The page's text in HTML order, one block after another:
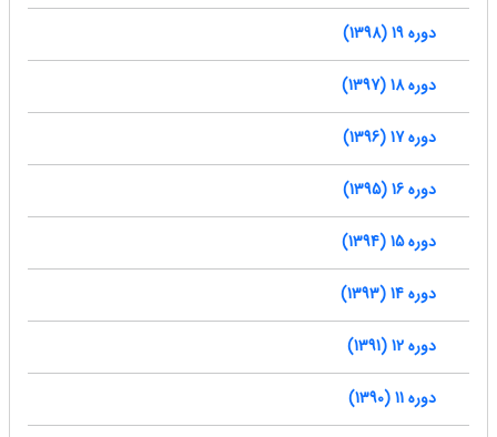
دوره 19 (1398)
دوره 18 (1397)
دوره 17 (1396)
دوره 16 (1395)
دوره 15 (1394)
دوره 14 (1393)
دوره 12 (1391)
دوره 11 (1390)